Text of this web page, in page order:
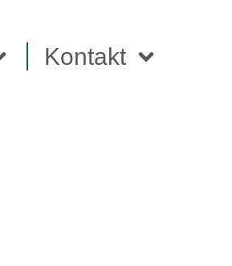
Kontakt